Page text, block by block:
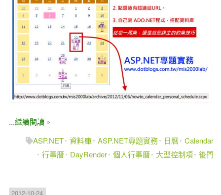
...繼續閱讀 »
ASP.NET 資料庫 ASP.NET專題實務 日曆 Calendar
行事曆
DayRender 個人行事曆 大型控制項 後門
2012-10-24